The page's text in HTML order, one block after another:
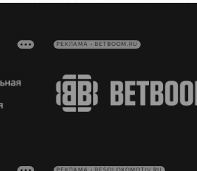
РЕКЛАМА • BETBOOM.RU